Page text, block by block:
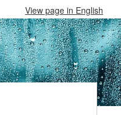
View page in English